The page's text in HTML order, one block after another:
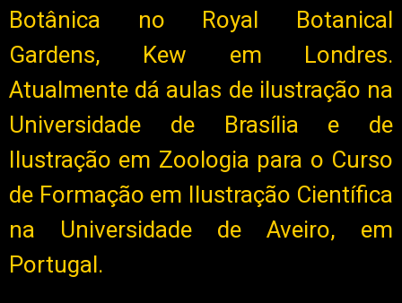
Botânica no Royal Botanical
Gardens, Kew em Londres.
Atualmente dá aulas de ilustração na
Universidade de Brasília e de
Ilustração em Zoologia para o Curso
de Formação em Ilustração Científica
na Universidade de Aveiro, em
Portugal.